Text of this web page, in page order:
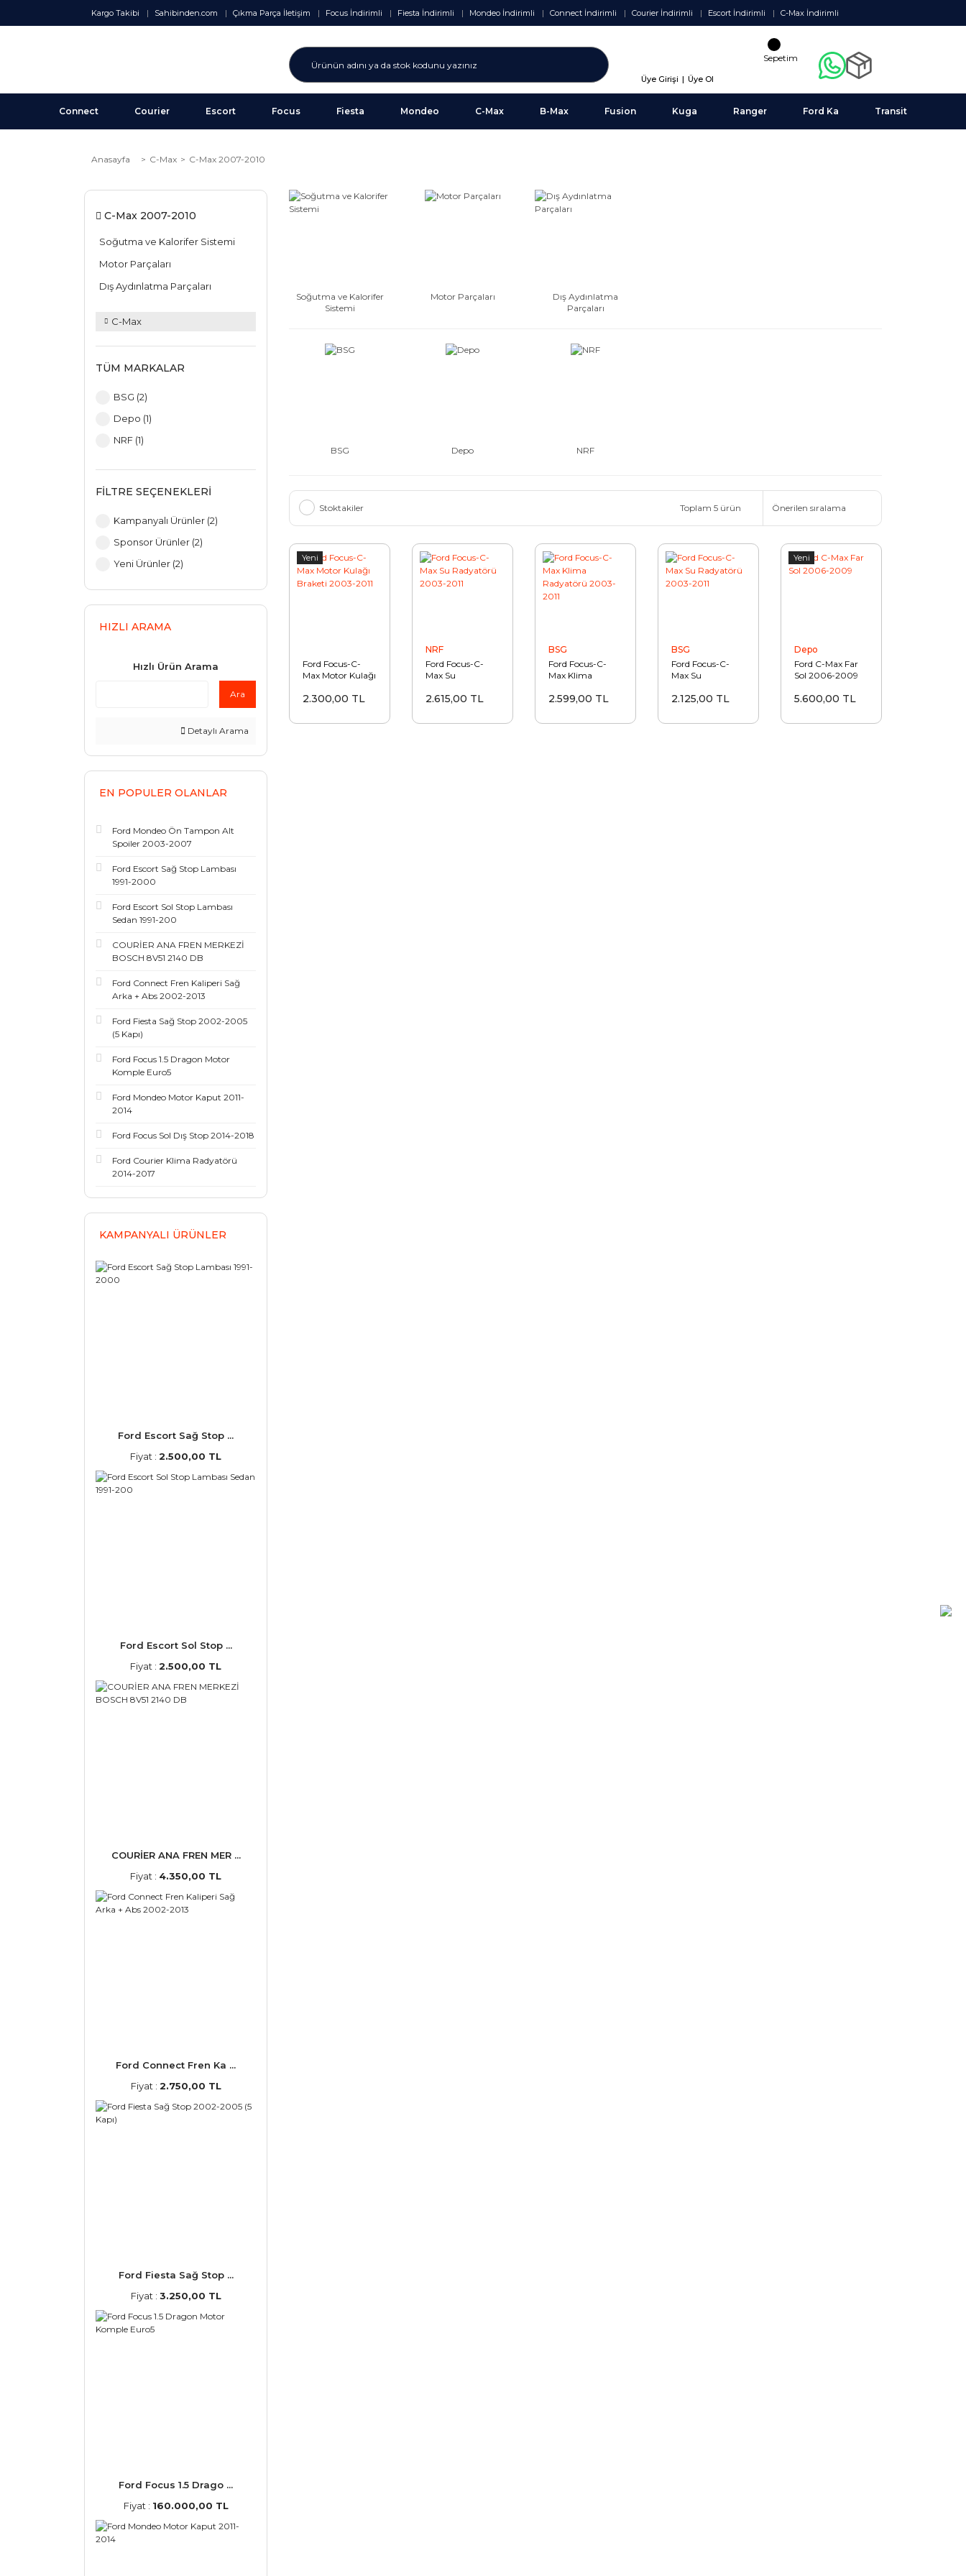
Kargo Takibi Sahibinden.com Çıkma Parça İletişim Focus İndirimli Fiesta İndirimli Mondeo İndirimli Connect İndirimli Courier İndirimli Escort İndirimli C-Max İndirimli
Üye Girişi | Üye Ol
Sepetim
Connect Courier Escort Focus Fiesta Mondeo C-Max B-Max Fusion Kuga Ranger Ford Ka Transit
Anasayfa C-Max C-Max 2007-2010
C-Max 2007-2010
Soğutma ve Kalorifer Sistemi
Motor Parçaları
Dış Aydınlatma Parçaları
C-Max
TÜM MARKALAR
BSG (2)
Depo (1)
NRF (1)
FILTRE SEÇENEKLERI
Kampanyalı Ürünler (2)
Sponsor Ürünler (2)
Yeni Ürünler (2)
HIZLI ARAMA
Hızlı Ürün Arama
Ara
Detaylı Arama
EN POPULER OLANLAR
Ford Mondeo Ön Tampon Alt
Spoiler 2003-2007
Ford Escort Sağ Stop Lambası
1991-2000
Ford Escort Sol Stop Lambası
Sedan 1991-200
COURİER ANA FREN MERKEZİ
BOSCH 8V51 2140 DB
Ford Connect Fren Kaliperi Sağ
Arka + Abs 2002-2013
Ford Fiesta Sağ Stop 2002-2005
(5 Kapı)
Ford Focus 1.5 Dragon Motor
Komple Euro5
Ford Mondeo Motor Kaput 2011-
2014
Ford Focus Sol Dış Stop 2014-2018
Ford Courier Klima Radyatörü
2014-2017
KAMPANYALI ÜRÜNLER
Ford Escort Sağ Stop ...
Fiyat : 2.500,00 TL
Ford Escort Sol Stop ...
Fiyat : 2.500,00 TL
COURİER ANA FREN MER ...
Fiyat : 4.350,00 TL
Ford Connect Fren Ka ...
Fiyat : 2.750,00 TL
Ford Fiesta Sağ Stop ...
Fiyat : 3.250,00 TL
Ford Focus 1.5 Drago ...
Fiyat : 160.000,00 TL
Soğutma ve Kalorifer
Sistemi
Motor Parçaları
Dış Aydınlatma
Parçaları
BSG Depo NRF
Stoktakiler Toplam 5 ürün
Yeni
Ford Focus-C-
Max Motor Kulağı
2011
2.300,00 TL
NRF
Ford Focus-C-
Max Su
2011
2.615,00 TL
BSG
Ford Focus-C-
Max Klima
2011
2.599,00 TL
BSG
Ford Focus-C-
Max Su
2011
2.125,00 TL
Yeni
Depo
Ford C-Max Far
Sol 2006-2009
5.600,00 TL